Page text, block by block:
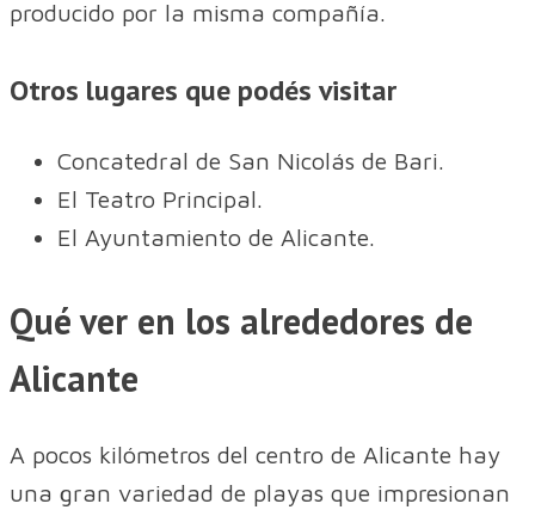
producido por la misma compañía.
Otros lugares que podés visitar
Concatedral de San Nicolás de Bari.
El Teatro Principal.
El Ayuntamiento de Alicante.
Qué ver en los alrededores de
Alicante
A pocos kilómetros del centro de Alicante hay
una gran variedad de playas que impresionan